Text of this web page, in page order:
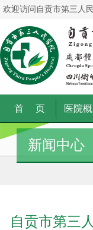
欢迎访问自贡市第三人
首 页 医院
新闻中心
自贡市第三